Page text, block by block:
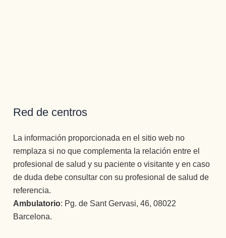
Red de centros
La información proporcionada en el sitio web no
remplaza si no que complementa la relación entre el
profesional de salud y su paciente o visitante y en caso
de duda debe consultar con su profesional de salud de
referencia.
Ambulatorio: Pg. de Sant Gervasi, 46, 08022
Barcelona.